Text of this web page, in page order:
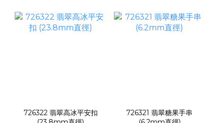
726322 翡翠高冰平安扣
726321 翡翠糖果手串